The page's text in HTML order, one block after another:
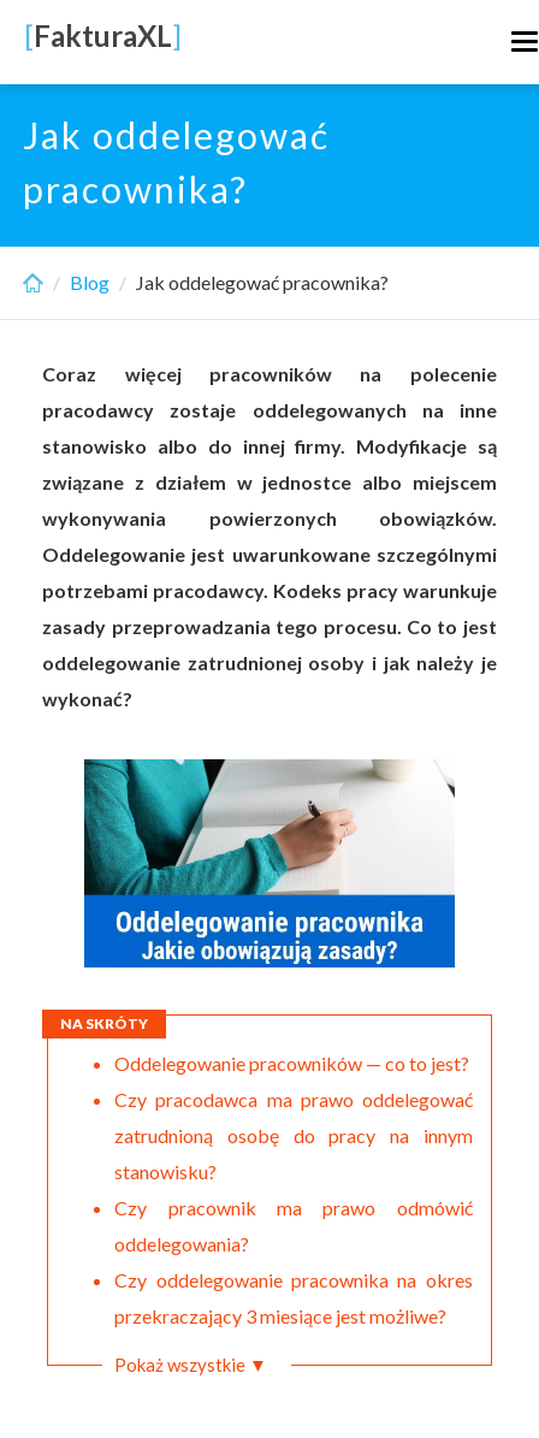
main
content
[FakturaXL]
Jak oddelegować
pracownika?
Blog Jak oddelegować pracownika?
Coraz więcej pracowników na polecenie
pracodawcy zostaje oddelegowanych na inne
stanowisko albo do innej firmy. Modyfikacje są
związane z działem w jednostce albo miejscem
wykonywania powierzonych obowiązków.
Oddelegowanie jest uwarunkowane szczególnymi
potrzebami pracodawcy. Kodeks pracy warunkuje
zasady przeprowadzania tego procesu. Co to jest
oddelegowanie zatrudnionej osoby i jak należy je
wykonać?
NA SKRÓTY
Oddelegowanie pracowników — co to jest?
Czy pracodawca ma prawo oddelegować
zatrudnioną osobę do pracy na innym
stanowisku?
Czy pracownik ma prawo odmówić
oddelegowania?
Czy oddelegowanie pracownika na okres
przekraczający 3 miesiące jest możliwe?
Pokaż wszystkie ▼